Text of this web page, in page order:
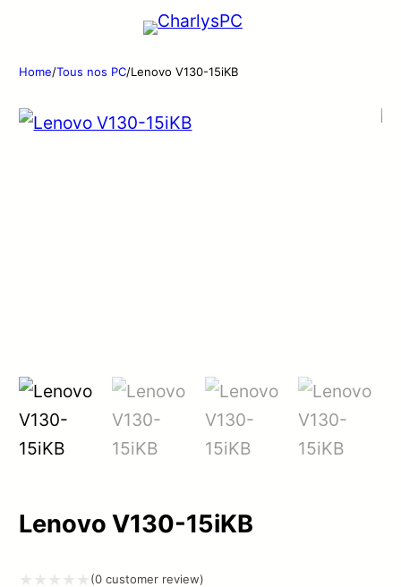
Home/Tous nos PC/Lenovo V130-15iKB
Lenovo V130-15iKB
(0 customer review)